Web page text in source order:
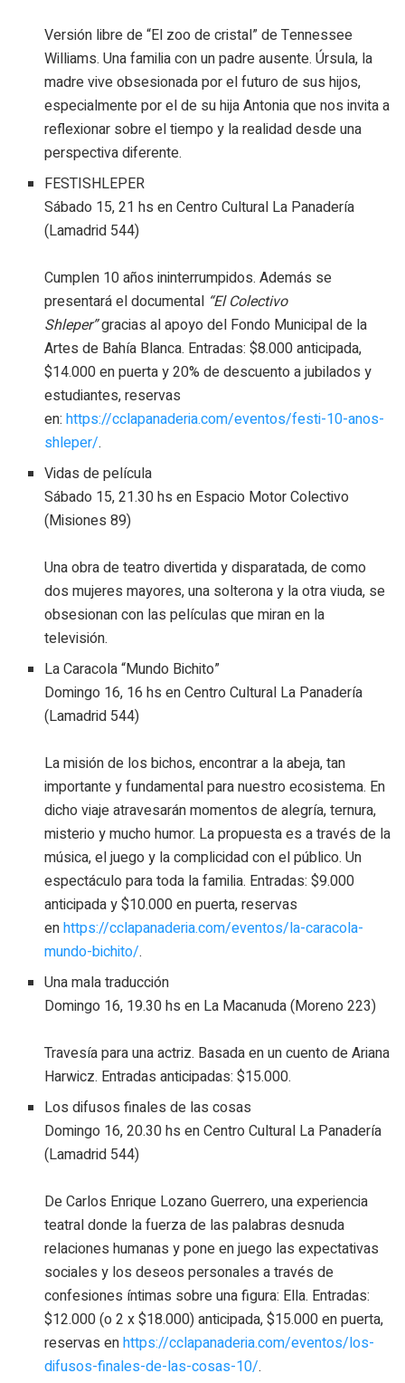
Versión libre de “El zoo de cristal” de Tennessee
Williams. Una familia con un padre ausente. Úrsula, la
madre vive obsesionada por el futuro de sus hijos,
especialmente por el de su hija Antonia que nos invita a
reflexionar sobre el tiempo y la realidad desde una
perspectiva diferente.
FESTISHLEPER
Sábado 15, 21 hs en Centro Cultural La Panadería
(Lamadrid 544)
Cumplen 10 años ininterrumpidos. Además se
presentará el documental “El Colectivo
Shleper”gracias al apoyo del Fondo Municipal de la
Artes de Bahía Blanca. Entradas: $8.000 anticipada,
$14.000 en puerta y 20% de descuento a jubilados y
estudiantes, reservas
en:https://cclapanaderia.com/eventos/festi-10-anos-
shleper/.
Vidas de película
Sábado 15, 21.30 hs en Espacio Motor Colectivo
(Misiones 89)
Una obra de teatro divertida y disparatada, de como
dos mujeres mayores, una solterona y la otra viuda, se
obsesionan con las películas que miran en la
televisión.
La Caracola “Mundo Bichito”
Domingo 16, 16 hs en Centro Cultural La Panadería
(Lamadrid 544)
La misión de los bichos, encontrar a la abeja, tan
importante y fundamental para nuestro ecosistema. En
dicho viaje atravesarán momentos de alegría, ternura,
misterio y mucho humor. La propuesta es a través de la
música, el juego y la complicidad con el público. Un
espectáculo para toda la familia. Entradas: $9.000
anticipada y $10.000 en puerta, reservas
enhttps://cclapanaderia.com/eventos/la-caracola-
mundo-bichito/.
Una mala traducción
Domingo 16, 19.30 hs en La Macanuda (Moreno 223)
Travesía para una actriz. Basada en un cuento de Ariana
Harwicz. Entradas anticipadas: $15.000.
Los difusos finales de las cosas
Domingo 16, 20.30 hs en Centro Cultural La Panadería
(Lamadrid 544)
De Carlos Enrique Lozano Guerrero, una experiencia
teatral donde la fuerza de las palabras desnuda
relaciones humanas y pone en juego las expectativas
sociales y los deseos personales a través de
confesiones íntimas sobre una figura: Ella. Entradas:
$12.000 (o 2 x $18.000) anticipada, $15.000 en puerta,
reservas enhttps://cclapanaderia.com/eventos/los-
difusos-finales-de-las-cosas-10/.